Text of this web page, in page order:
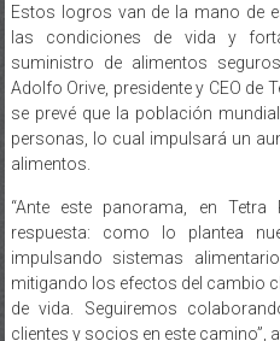
suministro de alimentos
Adolfo Orive, presidente y CEO de
se prevé que la población
personas, lo cual impulsará un
alimentos.
“Ante este panorama, en
impulsando sistemas
mitigando los efectos del cambio
de vida. Seguiremos
clientes y socios en este camino”,
El informe también resalta el